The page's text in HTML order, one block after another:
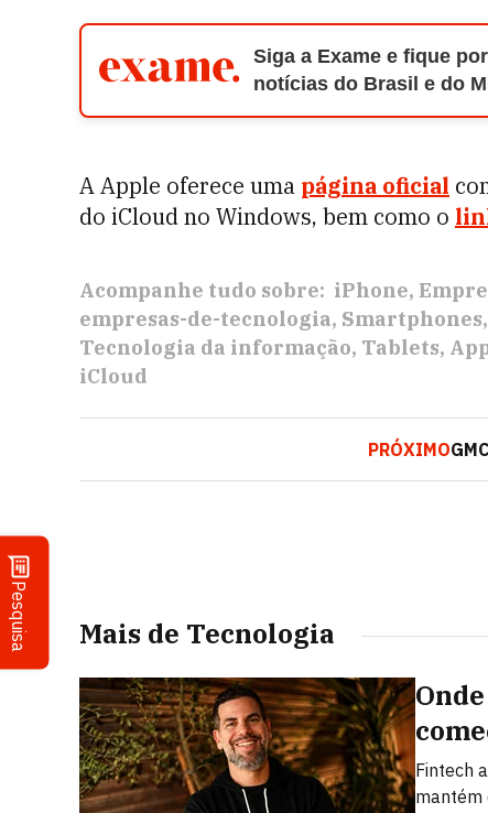
Pesquisa
Siga a Exame e fique
notícias do Brasil e do
A Apple oferece uma página oficial
do iCloud no Windows, bem como o
Acompanhe tudo sobre: iPhone
empresas-de-tecnologia Smartphones
Tecnologia da informação Tablets
iCloud
PRÓXIMO
Mais de Tecnologia
Fintech
mantém